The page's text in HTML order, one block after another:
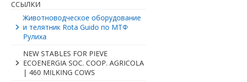
ССЫЛКИ
Животноводческое оборудование
и телятник Rota Guido по МТФ
Рулиха
NEW STABLES FOR PIEVE
ECOENERGIA SOC. COOP. AGRICOLA
| 460 MILKING COWS